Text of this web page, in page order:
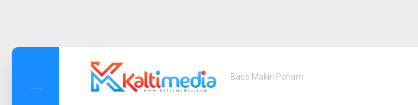
Skip
Baca Makin Paham